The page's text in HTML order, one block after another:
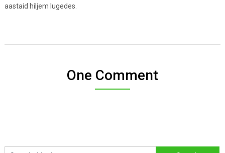
aastaid hiljem lugedes.
One Comment